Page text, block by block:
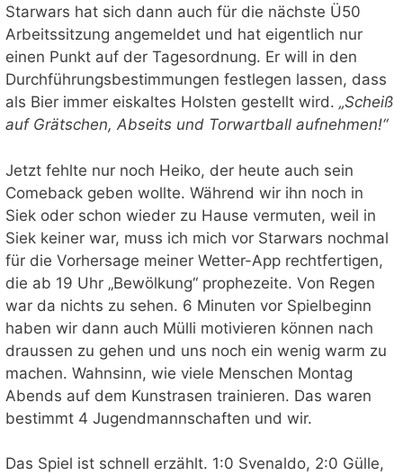
Starwars hat sich dann auch für die nächste Ü50
Arbeitssitzung angemeldet und hat eigentlich nur
einen Punkt auf der Tagesordnung. Er will in den
Durchführungsbestimmungen festlegen lassen, dass
als Bier immer eiskaltes Holsten gestellt wird. „Scheiß
auf Grätschen, Abseits und Torwartball aufnehmen!“
Jetzt fehlte nur noch Heiko, der heute auch sein
Comeback geben wollte. Während wir ihn noch in
Siek oder schon wieder zu Hause vermuten, weil in
Siek keiner war, muss ich mich vor Starwars nochmal
für die Vorhersage meiner Wetter-App rechtfertigen,
die ab 19 Uhr „Bewölkung“ prophezeite. Von Regen
war da nichts zu sehen. 6 Minuten vor Spielbeginn
haben wir dann auch Mülli motivieren können nach
draussen zu gehen und uns noch ein wenig warm zu
machen. Wahnsinn, wie viele Menschen Montag
Abends auf dem Kunstrasen trainieren. Das waren
bestimmt 4 Jugendmannschaften und wir.
Das Spiel ist schnell erzählt. 1:0 Svenaldo, 2:0 Gülle,